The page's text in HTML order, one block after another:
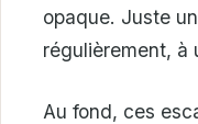
opaque. Juste
régulièrement, à
Au fond, ces